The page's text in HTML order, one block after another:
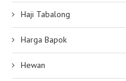
Haji Tabalong
Harga Bapok
Hewan